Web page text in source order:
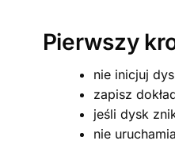
Pierwszy
nie inicjuj
zapisz
jeśli dysk
nie